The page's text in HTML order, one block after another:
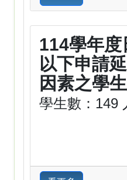
114學年
以下申請
因素之學
學生數：149